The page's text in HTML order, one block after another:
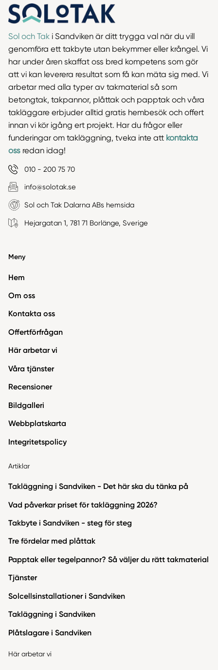
Sol och Taki Sandviken är ditt trygga val när du vill
genomföra ett takbyte utan bekymmer eller krångel. Vi
har under åren skaffat oss bred kompetens som gör
att vi kan leverera resultat som få kan mäta sig med. Vi
arbetar med alla typer av takmaterial så som
betongtak, takpannor, plåttak och papptak och våra
takläggare erbjuder alltid gratis hembesök och offert
innan vi kör igång ert projekt. Har du frågor eller
funderingar om takläggning, tveka inte att kontakta
ossredan idag!
010 - 200 75 70
info@solotak.se
Sol och Tak Dalarna ABs hemsida
Hejargatan 1, 781 71 Borlänge, Sverige
Meny
Hem
Om oss
Kontakta oss
Offertförfrågan
Här arbetar vi
Våra tjänster
Recensioner
Bildgalleri
Webbplatskarta
Integritetspolicy
Artiklar
Takläggning i Sandviken - Det här ska du tänka på
Vad påverkar priset för takläggning 2026?
Takbyte i Sandviken - steg för steg
Tre fördelar med plåttak
Papptak eller tegelpannor? Så väljer du rätt takmaterial
Tjänster
Solcellsinstallationer i Sandviken
Takläggning i Sandviken
Plåtslagare i Sandviken
Här arbetar vi